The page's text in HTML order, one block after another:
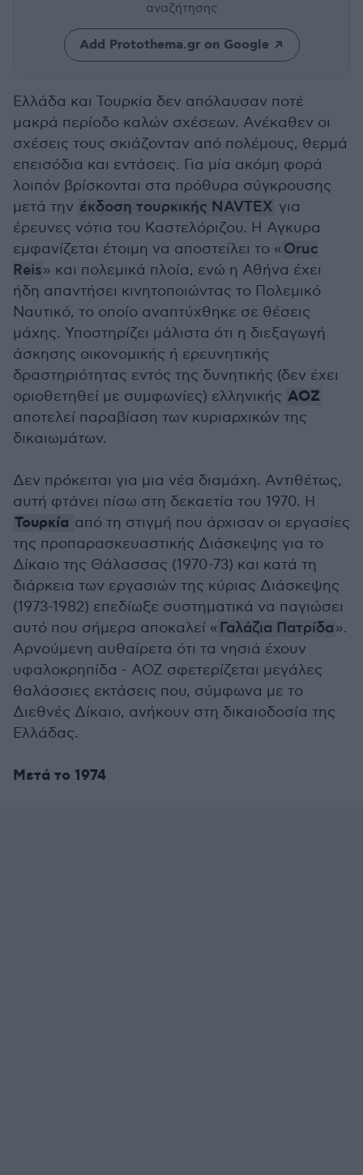
αναζήτησης
Add Protothema.gr on Google
Ελλάδα και Τουρκία δεν απόλαυσαν ποτέ
μακρά περίοδο καλών σχέσεων. Ανέκαθεν οι
σχέσεις τους σκιάζονταν από πολέμους, θερμά
επεισόδια και εντάσεις. Για μία ακόμη φορά
λοιπόν βρίσκονται στα πρόθυρα σύγκρουσης
μετά την έκδοση τουρκικής NAVTEX για
έρευνες νότια του Καστελόριζου. Η Αγκυρα
εμφανίζεται έτοιμη να αποστείλει το « Oruc
Reis» και πολεμικά πλοία, ενώ η Αθήνα έχει
ήδη απαντήσει κινητοποιώντας το Πολεμικό
Ναυτικό, το οποίο αναπτύχθηκε σε θέσεις
μάχης. Υποστηρίζει μάλιστα ότι η διεξαγωγή
άσκησης οικονομικής ή ερευνητικής
δραστηριότητας εντός της δυνητικής (δεν έχει
οριοθετηθεί με συμφωνίες) ελληνικής ΑΟΖ
αποτελεί παραβίαση των κυριαρχικών της
δικαιωμάτων.
Δεν πρόκειται για μια νέα διαμάχη. Αντιθέτως,
αυτή φτάνει πίσω στη δεκαετία του 1970. Η
Τουρκία από τη στιγμή που άρχισαν οι εργασίες
της προπαρασκευαστικής Διάσκεψης για το
Δίκαιο της Θάλασσας (1970-73) και κατά τη
διάρκεια των εργασιών της κύριας Διάσκεψης
(1973-1982) επεδίωξε συστηματικά να παγιώσει
αυτό που σήμερα αποκαλεί « Γαλάζια Πατρίδα».
Αρνούμενη αυθαίρετα ότι τα νησιά έχουν
υφαλοκρηπίδα - ΑΟΖ σφετερίζεται μεγάλες
θαλάσσιες εκτάσεις που, σύμφωνα με το
Διεθνές Δίκαιο, ανήκουν στη δικαιοδοσία της
Ελλάδας.
Μετά το 1974